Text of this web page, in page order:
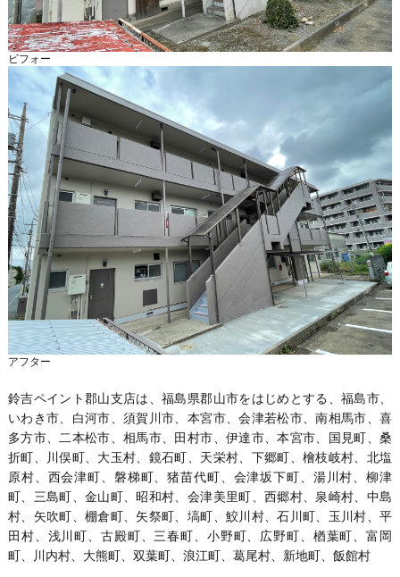
ビフォー
アフター
鈴吉ペイント郡山支店は、福島県郡山市をはじめとする、福島市、
いわき市、白河市、須賀川市、本宮市、会津若松市、南相馬市、喜
多方市、二本松市、相馬市、田村市、伊達市、本宮市、国見町、桑
折町、川俣町、大玉村、鏡石町、天栄村、下郷町、檜枝岐村、北塩
原村、西会津町、磐梯町、猪苗代町、会津坂下町、湯川村、柳津
町、三島町、金山町、昭和村、会津美里町、西郷村、泉崎村、中島
村、矢吹町、棚倉町、矢祭町、塙町、鮫川村、石川町、玉川村、平
田村、浅川町、古殿町、三春町、小野町、広野町、楢葉町、富岡
町、川内村、大熊町、双葉町、浪江町、葛尾村、新地町、飯館村